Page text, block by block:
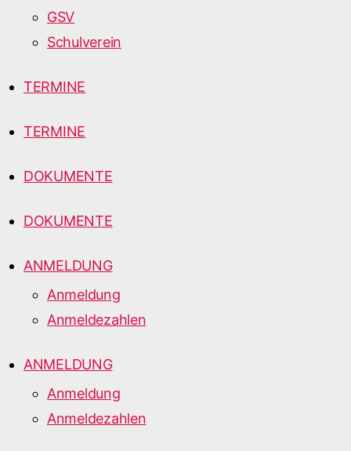
GSV
Schulverein
TERMINE
TERMINE
DOKUMENTE
DOKUMENTE
ANMELDUNG
Anmeldung
Anmeldezahlen
ANMELDUNG
Anmeldung
Anmeldezahlen